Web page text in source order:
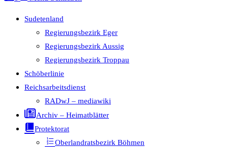
Sudetenland
Regierungsbezirk Eger
Regierungsbezirk Aussig
Regierungsbezirk Troppau
Schöberlinie
Reichsarbeitsdienst
RADwJ – mediawiki
Archiv – Heimatblätter
Protektorat
Oberlandratsbezirk Böhmen